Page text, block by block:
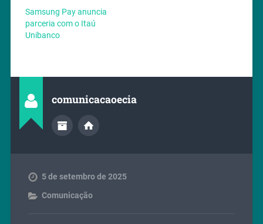
Samsung Pay anuncia
parceria com o Itaú
Unibanco
comunicacaoecia
5 de setembro de 2025
Comunicação